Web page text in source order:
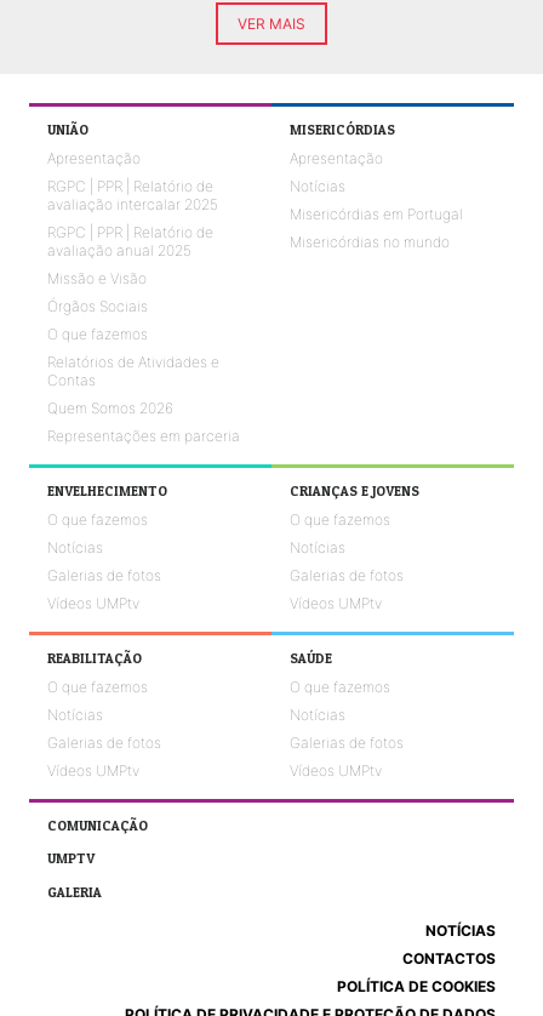
VER MAIS
UNIÃO
Apresentação
RGPC | PPR | Relatório de
avaliação intercalar 2025
RGPC | PPR | Relatório de
avaliação anual 2025
Missão e Visão
Órgãos Sociais
O que fazemos
Relatórios de Atividades e
Contas
Quem Somos 2026
Representações em parceria
MISERICÓRDIAS
Apresentação
Notícias
Misericórdias em Portugal
Misericórdias no mundo
ENVELHECIMENTO
O que fazemos
Notícias
Galerias de fotos
Vídeos UMPtv
CRIANÇAS E JOVENS
O que fazemos
Notícias
Galerias de fotos
Vídeos UMPtv
REABILITAÇÃO
O que fazemos
Notícias
Galerias de fotos
Vídeos UMPtv
SAÚDE
O que fazemos
Notícias
Galerias de fotos
Vídeos UMPtv
COMUNICAÇÃO
UMPTV
GALERIA
NOTÍCIAS
CONTACTOS
POLÍTICA DE COOKIES